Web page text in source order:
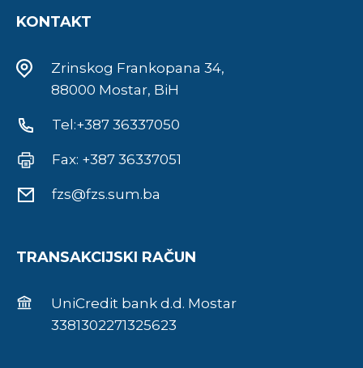
KONTAKT
Zrinskog Frankopana 34,
88000 Mostar, BiH
Tel:+387 36337050
Fax: +387 36337051
fzs@fzs.sum.ba
TRANSAKCIJSKI RAČUN
UniCredit bank d.d. Mostar
3381302271325623